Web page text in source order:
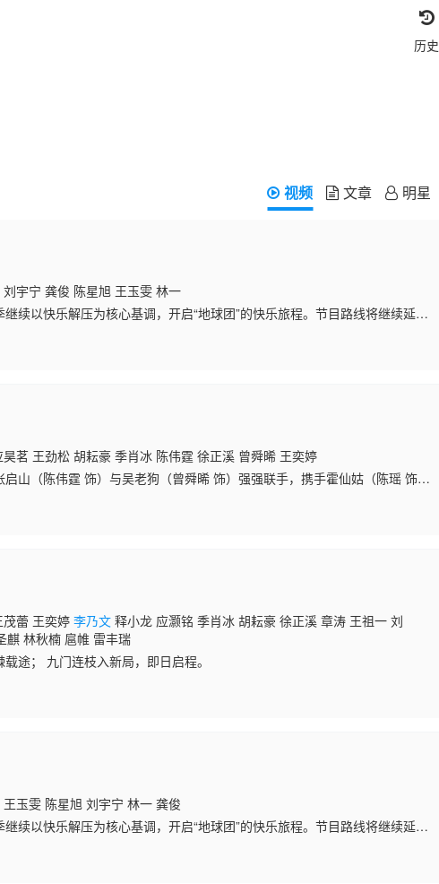
历史
视频 文章 明星
宇宁 龚俊 陈星旭 王玉雯 林一
继续以快乐解压为核心基调，开启“地球团”的快乐旅程。节目路线将继续延着
文化旅行和体验。节目以旅行+奇趣体验+游戏任务+世界美食为四重看点，
茗 王劲松 胡耘豪 季肖冰 陈伟霆 徐正溪 曾舜晞 王奕婷
山（陈伟霆 饰）与吴老狗（曾舜晞 饰）强强联手，携手霍仙姑（陈瑶 饰）
401部队的神秘失踪事件，牵出百年尘封的惊天秘辛。生死抉择、兄弟之
茂蕾 王奕婷李乃文 释小龙 应灏铭 季肖冰 胡耘豪 徐正溪 章涛 王祖一 刘
麒 林秋楠 扈帷 雷丰瑞
途； 九门连枝入新局，即日启程。
玉雯 陈星旭 刘宇宁 林一 龚俊
继续以快乐解压为核心基调，开启“地球团”的快乐旅程。节目路线将继续延着
文化旅行和体验。节目以旅行+奇趣体验+游戏任务+世界美食为四重看点，